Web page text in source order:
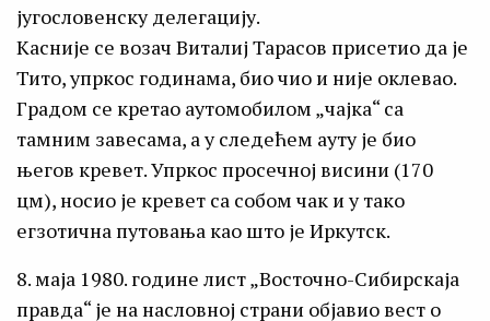
југословенску делегацију.
Касније се возач Виталиј Тарасов присетио да је
Тито, упркос годинама, био чио и није оклевао.
Градом се кретао аутомобилом „чајка“ са
тамним завесама, а у следећем ауту је био
његов кревет. Упркос просечној висини (170
цм), носио је кревет са собом чак и у тако
егзотична путовања као што је Иркутск.
8. маја 1980. године лист „Восточно-Сибирскаја
правда“ је на насловној страни објавио вест о